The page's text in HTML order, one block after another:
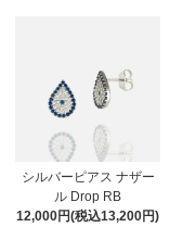
シルバーピアス ナザー
ル Drop RB
12,000円(税込13,200円)